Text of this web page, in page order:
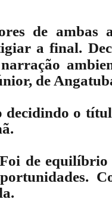
de ambas
a final.
narração
de
decidindo o
de equilíbrio